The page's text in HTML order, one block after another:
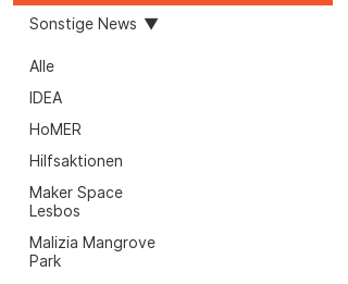
Alle
IDEA
HoMER
Hilfsaktionen
Maker Space
Lesbos
Malizia Mangrove
Park
Sonstige News